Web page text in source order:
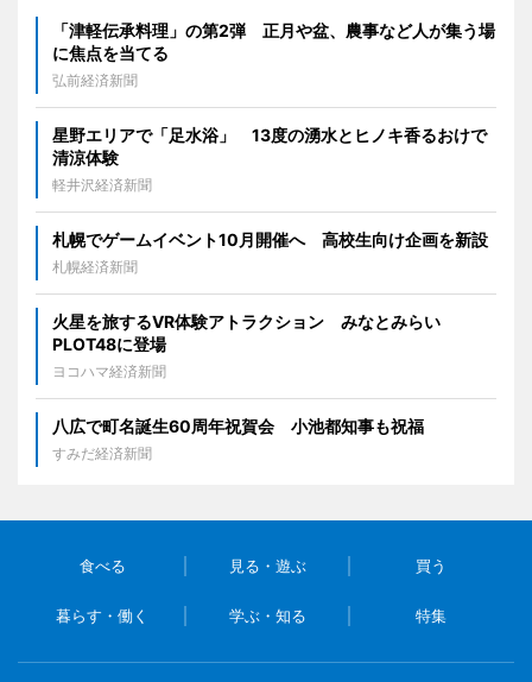
「津軽伝承料理」の第2弾 正月や盆、農事など人が集う場
に焦点を当てる
弘前経済新聞
星野エリアで「足水浴」 13度の湧水とヒノキ香るおけで
清涼体験
軽井沢経済新聞
札幌でゲームイベント10月開催へ 高校生向け企画を新設
札幌経済新聞
火星を旅するVR体験アトラクション みなとみらい
PLOT48に登場
ヨコハマ経済新聞
八広で町名誕生60周年祝賀会 小池都知事も祝福
すみだ経済新聞
食べる 見る・遊ぶ 買う
暮らす・働く 学ぶ・知る 特集